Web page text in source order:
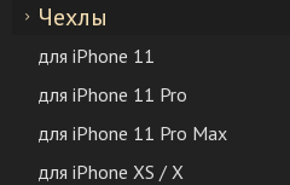
Чехлы
для iPhone 11
для iPhone 11 Pro
для iPhone 11 Pro Max
для iPhone XS / X